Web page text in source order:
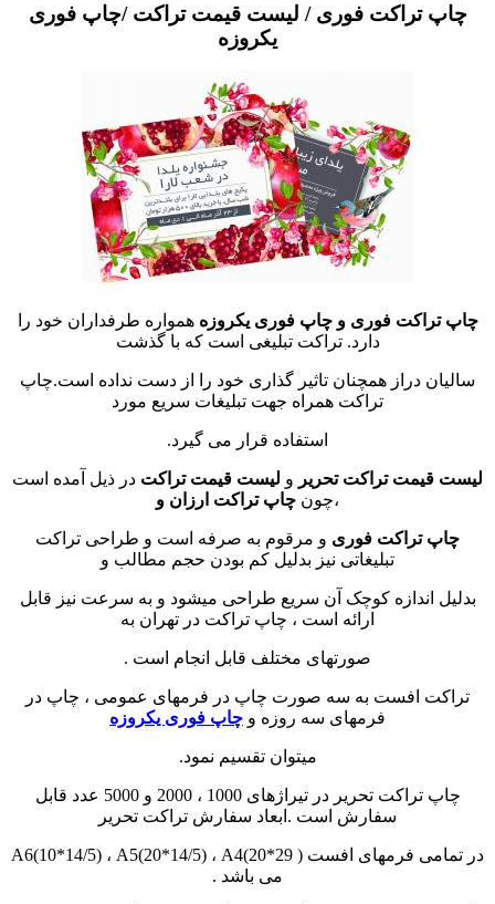
چاپ تراکت فوری / لیست قیمت تراکت /چاپ فوری
یکروزه
چاپ تراکت فوری و چاپ فوری یکروزه همواره طرفداران خود را
دارد. تراکت تبلیغی است که با گذشت
سالیان دراز همچنان تاثیر گذاری خود را از دست نداده است.چاپ
تراکت همراه جهت تبلیغات سریع مورد
استفاده قرار می گیرد.
لیست قیمت تراکت تحریر و لیست قیمت تراکت در ذیل آمده است
،چون چاپ تراکت ارزان و
چاپ تراکت فوری و مرقوم به صرفه است و طراحی تراکت
تبلیغاتی نیز بدلیل کم بودن حجم مطالب و
بدلیل اندازه کوچک آن سریع طراحی میشود و به سرعت نیز قابل
ارائه است ، چاپ تراکت در تهران به
صورتهای مختلف قابل انجام است .
تراکت افست به سه صورت چاپ در فرمهای عمومی ، چاپ در
فرمهای سه روزه و چاپ فوری یکروزه
میتوان تقسیم نمود.
چاپ تراکت تحریر در تیراژهای 1000 ، 2000 و 5000 عدد قابل
سفارش است .ابعاد سفارش تراکت تحریر
در تمامی فرمهای افست ( A6(10*14/5) ، A5(20*14/5) ، A4(20*29
می باشد .